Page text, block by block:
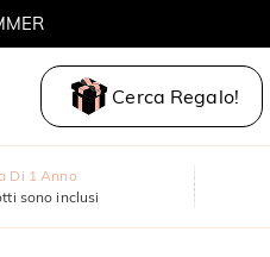
Cerca Regalo!
Di 1 Anno
sono inclusi